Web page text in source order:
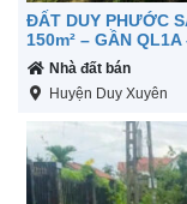
ĐẤT DUY PHƯỚC
150m² – GẦN
Nhà đất bán
Huyện Duy Xuyên